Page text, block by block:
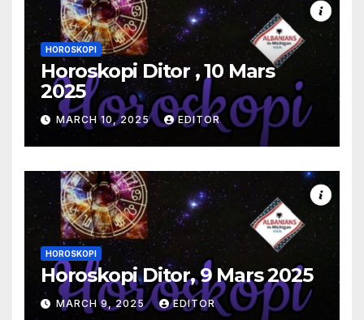
HOROSKOPI
Horoskopi Ditor , 10 Mars
2025
MARCH 10, 2025 EDITOR
HOROSKOPI
Horoskopi Ditor, 9 Mars 2025
MARCH 9, 2025 EDITOR